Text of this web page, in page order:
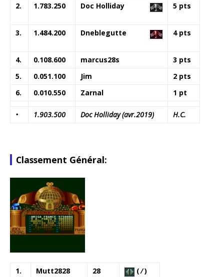
2. 1.783.250 Doc Holliday 5 pts
3. 1.484.200 Dneblegutte 4 pts
4. 0.108.600 marcus28s
3 pts
5.
0.051.100 Jim
2 pts
6.
0.010.550 Zarnal 1 pt
• 1.903.500 Doc Holliday(avr.2019) H.C.
Classement Général:
1. Mutt2828
28
( ⁄ )